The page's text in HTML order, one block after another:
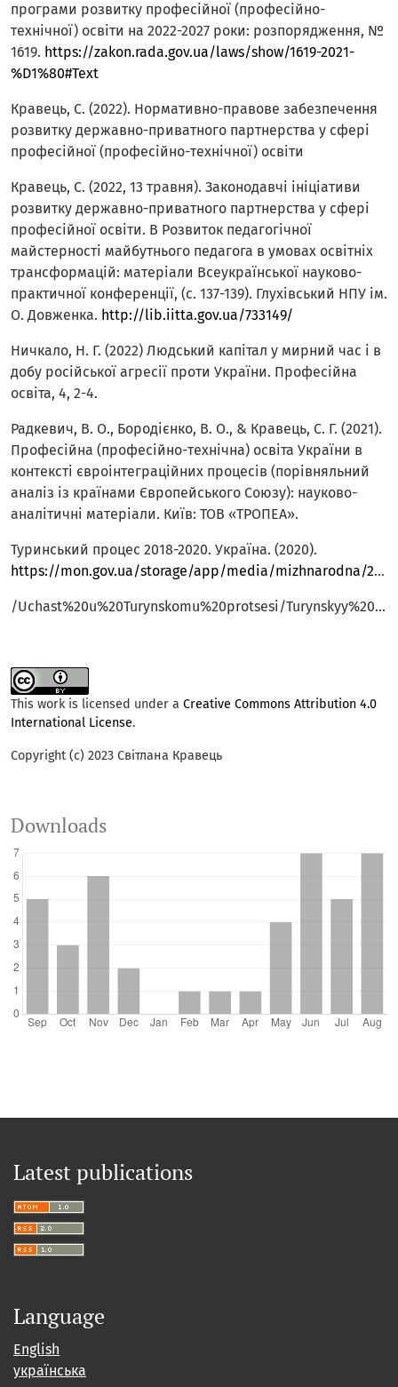
програми розвитку професійної (професійно-
технічної) освіти на 2022-2027 роки: розпорядження, №
1619. https://zakon.rada.gov.ua/laws/show/1619-2021-
%D1%80#Text
Кравець, C. (2022). Нормативно-правове забезпечення
розвитку державно-приватного партнерства у сфері
професійної (професійно-технічної) освіти
Кравець, С. (2022, 13 травня). Законодавчі ініціативи
розвитку державно-приватного партнерства у сфері
професійної освіти. В Розвиток педагогічної
майстерності майбутнього педагога в умовах освітніх
трансформацій: матеріали Всеукраїнської науково-
практичної конференції, (с. 137-139). Глухівський НПУ ім.
О. Довженка. http://lib.iitta.gov.ua/733149/
Ничкало, Н. Г. (2022) Людський капітал у мирний час і в
добу російської агресії проти України. Професійна
освіта, 4, 2-4.
Радкевич, В. О., Бородієнко, В. О., & Кравець, С. Г. (2021).
Професійна (професійно-технічна) освіта України в
контексті євроінтеграційних процесів (порівняльний
аналіз із країнами Європейського Союзу): науково-
аналітичні матеріали. Київ: ТОВ «ТРОПЕА».
Туринський процес 2018-2020. Україна. (2020).
https://mon.gov.ua/storage/app/media/mizhnarodna/2020/Mizhnarodni%20proekty
/Uchast%20u%20Turynskomu%20protsesi/Turynskyy%20protses.pdf
This work is licensed under a Creative Commons Attribution 4.0
International License.
Copyright (c) 2023 Світлана Кравець
Downloads
Latest publications
Language
English
українська